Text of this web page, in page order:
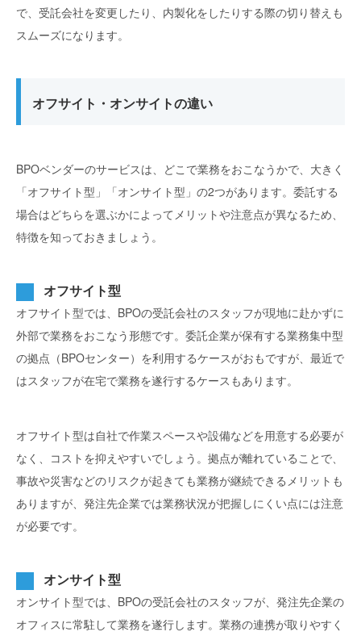
で、受託会社を変更したり、内製化をしたりする際の切り替えも
スムーズになります。
オフサイト・オンサイトの違い
BPOベンダーのサービスは、どこで業務をおこなうかで、大きく
「オフサイト型」「オンサイト型」の2つがあります。委託する
場合はどちらを選ぶかによってメリットや注意点が異なるため、
特徴を知っておきましょう。
オフサイト型
オフサイト型では、BPOの受託会社のスタッフが現地に赴かずに
外部で業務をおこなう形態です。委託企業が保有する業務集中型
の拠点（BPOセンター）を利用するケースがおもですが、最近で
はスタッフが在宅で業務を遂行するケースもあります。
オフサイト型は自社で作業スペースや設備などを用意する必要が
なく、コストを抑えやすいでしょう。拠点が離れていることで、
事故や災害などのリスクが起きても業務が継続できるメリットも
ありますが、発注先企業では業務状況が把握しにくい点には注意
が必要です。
オンサイト型
オンサイト型では、BPOの受託会社のスタッフが、発注先企業の
オフィスに常駐して業務を遂行します。業務の連携が取りやすく